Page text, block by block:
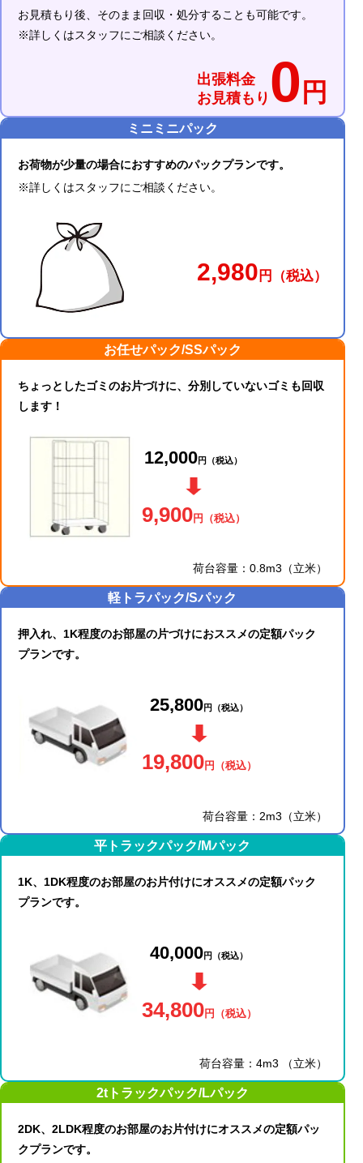
お見積もり後、そのまま回収・処分することも可能です。
※詳しくはスタッフにご相談ください。
出張料金
お見積もり 0 円
ミニミニパック
お荷物が少量の場合におすすめのパックプランです。
※詳しくはスタッフにご相談ください。
2,980 円 （税込）
お任せパック/SSパック
ちょっとしたゴミのお片づけに、分別していないゴミも回収
します！
12,000円 （税込）
9,900円 （税込）
荷台容量：0.8m3（立米）
軽トラパック/Sパック
押入れ、1K程度のお部屋の片づけにおススメの定額パック
プランです。
25,800円 （税込）
19,800円 （税込）
荷台容量：2m3（立米）
平トラックパック/Mパック
1K、1DK程度のお部屋のお片付けにオススメの定額パック
プランです。
40,000円 （税込）
34,800円 （税込）
荷台容量：4m3 （立米）
2tトラックパック/Lパック
2DK、2LDK程度のお部屋のお片付けにオススメの定額パッ
クプランです。